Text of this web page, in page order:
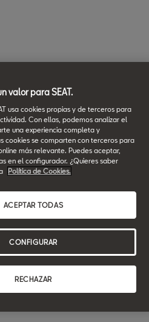
el más cercano a ti. En él
ofertas y servicios que
valor para SEAT.
usa cookies propias y de terceros para
Con ellas, podemos analizar el
una experiencia completa y
cookies se comparten con terceros para
más relevante. Puedes aceptar,
en el configurador. ¿Quieres saber
Política de Cookies.
RECHAZAR
ACEPTAR TODAS
CONFIGURAR